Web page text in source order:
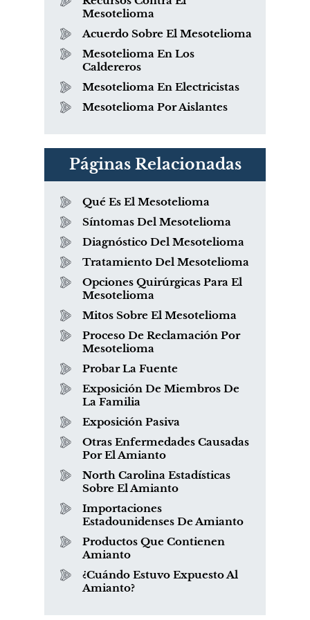
Mesotelioma
Acuerdo Sobre El Mesotelioma
Mesotelioma En Los
Caldereros
Mesotelioma En Electricistas
Mesotelioma Por Aislantes
Páginas Relacionadas
Qué Es El Mesotelioma
Síntomas Del Mesotelioma
Diagnóstico Del Mesotelioma
Tratamiento Del Mesotelioma
Opciones Quirúrgicas Para El
Mesotelioma
Mitos Sobre El Mesotelioma
Proceso De Reclamación Por
Mesotelioma
Probar La Fuente
Exposición De Miembros De
La Familia
Exposición Pasiva
Otras Enfermedades Causadas
Por El Amianto
North Carolina Estadísticas
Sobre El Amianto
Importaciones
Estadounidenses De Amianto
Productos Que Contienen
Amianto
¿Cuándo Estuvo Expuesto Al
Amianto?